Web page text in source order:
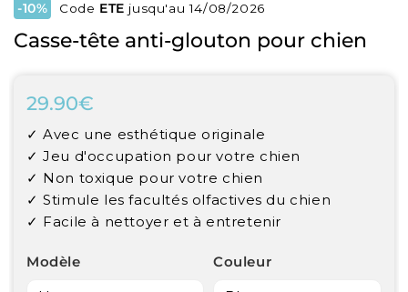
-10% Code ETE jusqu'au 14/08/2026
Casse-tête anti-glouton pour chien
29.90€
Unit
price
✓ Avec une esthétique originale
✓ Jeu d'occupation pour votre chien
✓ Non toxique pour votre chien
✓ Stimule les facultés olfactives du chien
✓ Facile à nettoyer et à entretenir
Modèle Couleur